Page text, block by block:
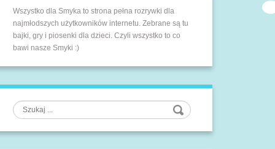
Wszystko dla Smyka to strona pełna rozrywki dla
najmłodszych użytkowników internetu. Zebrane są tu
bajki, gry i piosenki dla dzieci. Czyli wszystko to co
bawi nasze Smyki :)
Szukaj